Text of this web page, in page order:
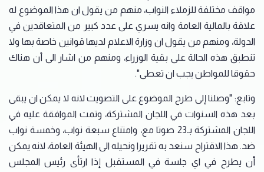
مواقف مختلفة للزملاء النواب، منهم من يقول ان هذا الموضوع له
علاقة بالمالية العامة وانه يسري على عدد كبير من المتعاقدين في
الدولة، ومنهم من يقول ان وزارة الاعلام لديها قوانين خاصة بها ولا
تنطبق هذه الحالة على بقية الوزراء، ومنهم من اشار الى أن هناك
حقوقا للمواطن يجب ان تعطى".
وتابع: "وصلنا إلى طرح الموضوع على التصويت لانه لا يمكن ان يبقى
بعد هذه السنوات في اللجان المشتركة، وتمت الموافقة عليه في
اللجان المشتركة بـ23 صوتا مع، وامتناع سبعة نواب، وخمسة نواب
ضد. هذا الاقتراح سنعد به تقريرا ونحيله الى الهيئة العامة، لانه يمكن
أن يطرح في اي جلسة في المستقبل إذا ارتأى رئيس المجلس